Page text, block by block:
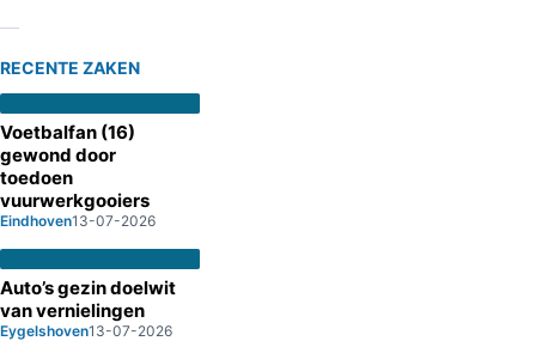
RECENTE ZAKEN
Voetbalfan (16)
gewond door
toedoen
vuurwerkgooiers
Eindhoven13-07-2026
Auto’s gezin doelwit
van vernielingen
Eygelshoven13-07-2026